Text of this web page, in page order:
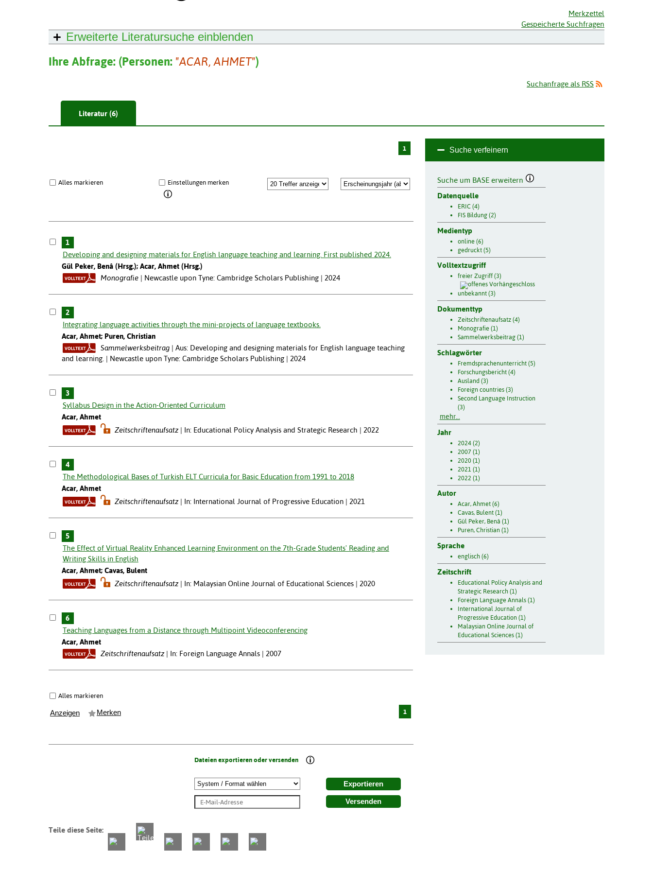
Merkzettel
Gespeicherte Suchfragen
Erweiterte Literatursuche einblenden
Ihre Abfrage: (Personen: "ACAR, AHMET")
Suchanfrage als RSS
Literatur (6)
1
Alles markieren Einstellungen merken
1
Developing and designing materials for English language teaching and learning. First published 2024.
Gül Peker, Benâ (Hrsg.); Acar, Ahmet (Hrsg.)
Monografie
Newcastle upon Tyne: Cambridge Scholars Publishing | 2024
2
Integrating language activities through the mini-projects of language textbooks.
Acar, Ahmet; Puren, Christian
Sammelwerksbeitrag
Aus: Developing and designing materials for English language teaching
and learning. | Newcastle upon Tyne: Cambridge Scholars Publishing | 2024
3
Syllabus Design in the Action-Oriented Curriculum
Acar, Ahmet
Zeitschriftenaufsatz
In: Educational Policy Analysis and Strategic Research | 2022
4
The Methodological Bases of Turkish ELT Curricula for Basic Education from 1991 to 2018
Acar, Ahmet
Zeitschriftenaufsatz
In: International Journal of Progressive Education | 2021
5
The Effect of Virtual Reality Enhanced Learning Environment on the 7th-Grade Students' Reading and
Writing Skills in English
Acar, Ahmet; Cavas, Bulent
Zeitschriftenaufsatz
In: Malaysian Online Journal of Educational Sciences | 2020
6
Teaching Languages from a Distance through Multipoint Videoconferencing
Acar, Ahmet
Zeitschriftenaufsatz
In: Foreign Language Annals | 2007
Alles markieren
Anzeigen Merken 1
Dateien exportieren oder versenden
Exportieren
Versenden
Suche verfeinern
Suche um BASE erweitern
Datenquelle
ERIC (4)
FIS Bildung (2)
Medientyp
online (6)
gedruckt (5)
Volltextzugriff
freier Zugriff (3)
unbekannt (3)
Dokumenttyp
Zeitschriftenaufsatz (4)
Monografie (1)
Sammelwerksbeitrag (1)
Schlagwörter
Fremdsprachenunterricht (5)
Forschungsbericht (4)
Ausland (3)
Foreign countries (3)
Second Language Instruction
(3)
mehr...
Jahr
2024 (2)
2007 (1)
2020 (1)
2021 (1)
2022 (1)
Autor
Acar, Ahmet (6)
Cavas, Bulent (1)
Gül Peker, Benâ (1)
Puren, Christian (1)
Sprache
englisch (6)
Zeitschrift
Educational Policy Analysis and
Strategic Research (1)
Foreign Language Annals (1)
International Journal of
Progressive Education (1)
Malaysian Online Journal of
Educational Sciences (1)
Teile diese Seite: